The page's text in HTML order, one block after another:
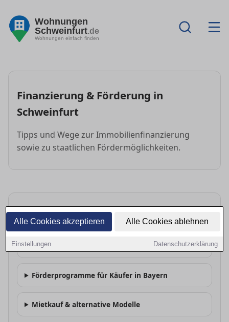
Alle Cookies akzeptieren Alle Cookies ablehnen
Einstellungen Datenschutzerklärung
Wohnungen
Schweinfurt.de
Wohnungen einfach finden
Finanzierung & Förderung in
Schweinfurt
Tipps und Wege zur Immobilienfinanzierung
sowie zu staatlichen Fördermöglichkeiten.
FAQ: Finanzierung & Förderung
Wie finanziere ich den Kauf in Schweinfurt?
Förderprogramme für Käufer in Bayern
Mietkauf & alternative Modelle